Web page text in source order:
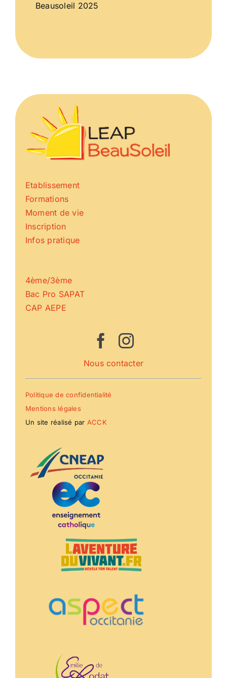
Beausoleil 2025
Etablissement
Formations
Moment de vie
Inscription
Infos pratique
4ème/3ème
Bac Pro SAPAT
CAP AEPE
Nous contacter
Politique de confidentialité
Mentions légales
Un site réalisé par ACCK